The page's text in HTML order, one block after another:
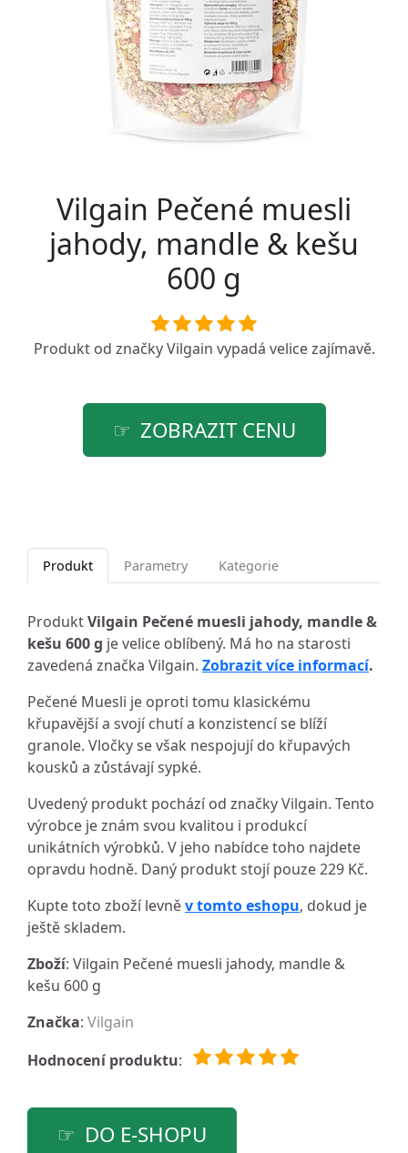
Vilgain Pečené muesli
jahody, mandle & kešu
600 g
Produkt od značkyVilgain vypadá velice zajímavě.
ZOBRAZIT CENU
Produkt Parametry Kategorie
ProduktVilgain Pečené muesli jahody, mandle &
kešu 600 g je velice oblíbený. Má ho na starosti
zavedená značka Vilgain. Zobrazit více informací.
Pečené Muesli je oproti tomu klasickému
křupavější a svojí chutí a konzistencí se blíží
granole. Vločky se však nespojují do křupavých
kousků a zůstávají sypké.
Uvedený produkt pochází od značky Vilgain. Tento
výrobce je znám svou kvalitou i produkcí
unikátních výrobků. V jeho nabídce toho najdete
opravdu hodně. Daný produkt stojí pouze 229 Kč.
Kupte toto zboží levněv tomto eshopu, dokud je
ještě skladem.
Zboží: Vilgain Pečené muesli jahody, mandle &
kešu 600 g
Značka: Vilgain
Hodnocení produktu:
DO E-SHOPU